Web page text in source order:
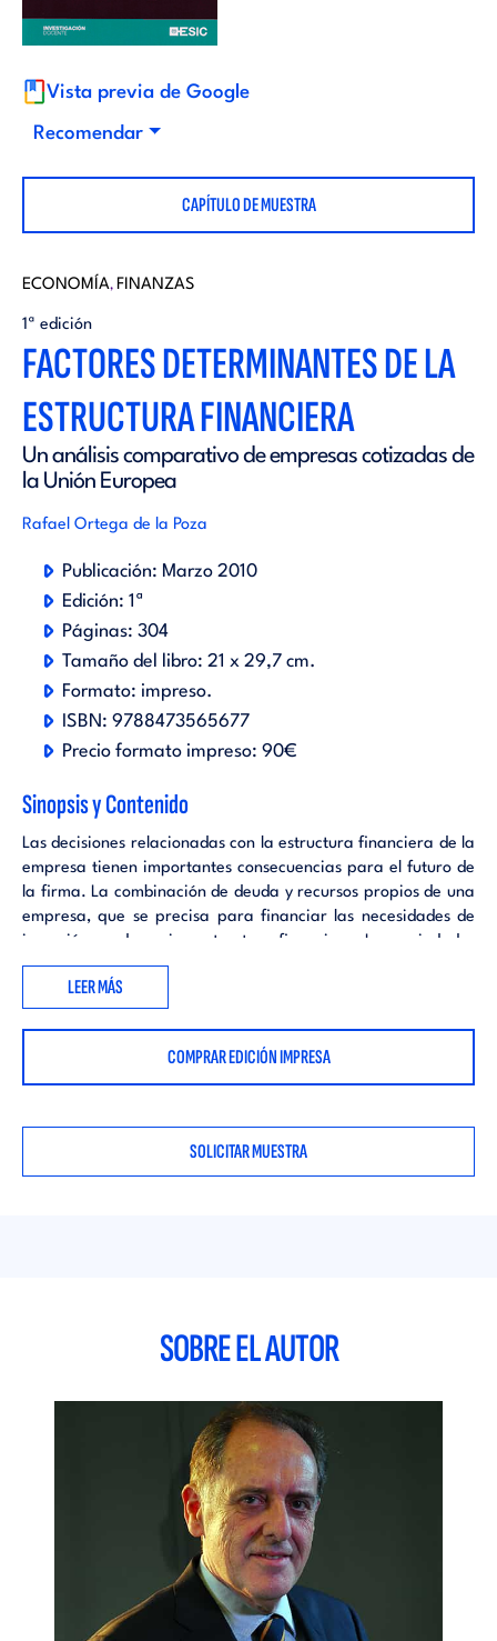
d
t
o
r
i
a
l
a
Vista previa de Google
Recomendar
CAPÍTULO DE MUESTRA
ECONOMÍA, FINANZAS
1ª edición
FACTORES DETERMINANTES DE LA
ESTRUCTURA FINANCIERA
Un análisis comparativo de empresas cotizadas de
la Unión Europea
Rafael Ortega de la Poza
Publicación: Marzo 2010
Edición: 1ª
Páginas: 304
Tamaño del libro: 21 x 29,7 cm.
Formato: impreso.
ISBN: 9788473565677
Precio formato impreso: 90€
Sinopsis y Contenido
Las decisiones relacionadas con la estructura financiera de la
empresa tienen importantes consecuencias para el futuro de
la firma. La combinación de deuda y recursos propios de una
empresa, que se precisa para financiar las necesidades de
inversión, se denomina estructura financiera. Las sociedades
pueden emitir decenas de títulos con numerosas
combinaciones con la finalidad de conseguir una combinación
la relación de endeudamiento de empresas pertenecientes a
diferentes países, no son abundantes, si bien, artículos
deba a la dificultad que representa el análisis de los estados
publicados en revistas de relevancia científica, se analizan los
factores relacionados con variables financieras que se
la Cuenta de Pérdidas y Ganancias auditados y publicados
por entidades oficiales. Se analizan empresas cotizadas no
financieras porque las ratios de endeudamiento de las
empresas financieras están reguladas por las autoridades
económicas y monetarias, y en consecuencia, los factores
determinantes del endeudamiento son muy diferentes para
ambos tipos de sociedades, teniendo los directivos de las
empresas no financieras más flexibilidad para establecer la
relación de endeudamiento. Utilizando técnicas de análisis
multivariante, fundamentalmente el análisis factorial y la
LEER MÁS
COMPRAR EDICIÓN IMPRESA
SOLICITAR MUESTRA
SOBRE EL AUTOR